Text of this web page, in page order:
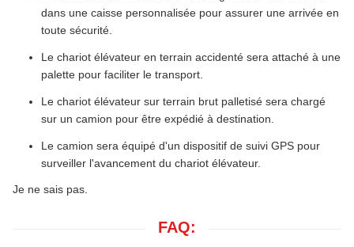
dans une caisse personnalisée pour assurer une arrivée en
toute sécurité.
Le chariot élévateur en terrain accidenté sera attaché à une
palette pour faciliter le transport.
Le chariot élévateur sur terrain brut palletisé sera chargé
sur un camion pour être expédié à destination.
Le camion sera équipé d'un dispositif de suivi GPS pour
surveiller l'avancement du chariot élévateur.
Je ne sais pas.
FAQ: